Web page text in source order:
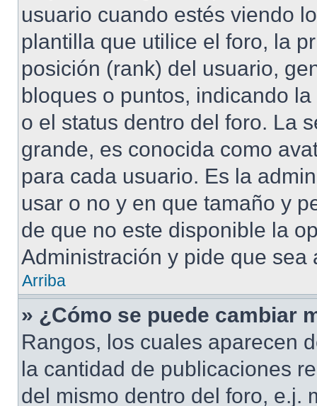
usuario cuando estés viendo
plantilla que utilice el foro, la
posición (rank) del usuario,
bloques o puntos, indicando
o el status dentro del foro. La
grande, es conocida como
para cada usuario. Es la
usar o no y en que tamaño y
de que no este disponible la
Administración y pide que sea
Arriba
» ¿Cómo se puede cambiar
Rangos, los cuales aparecen
la cantidad de publicaciones
del mismo dentro del foro, e.j.